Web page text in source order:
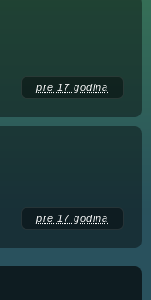
pre 17 godina
pre 17 godina